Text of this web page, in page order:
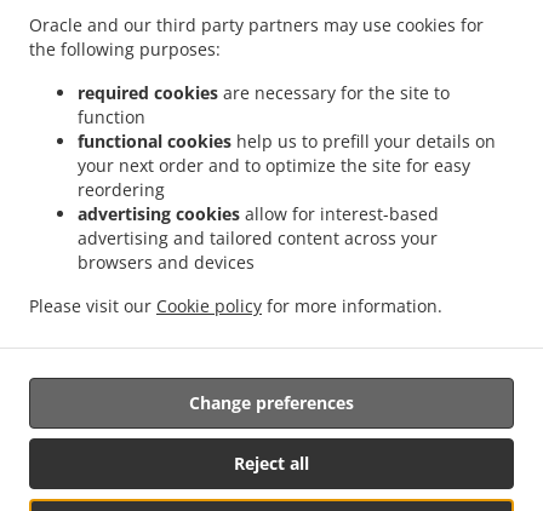
Oracle and our third party partners may use cookies for
the following purposes:
required cookies are necessary for the site to
function
functional cookies help us to prefill your details on
your next order and to optimize the site for easy
reordering
advertising cookies allow for interest-based
advertising and tailored content across your
browsers and devices
Please visit our Cookie policy for more information.
Reject all
Change preferences
Contact us
8 avenue de Verdun, 33610 CESTAS, France
+33 5 56 36 49 65
Table reservation
Order ahead
Contact us